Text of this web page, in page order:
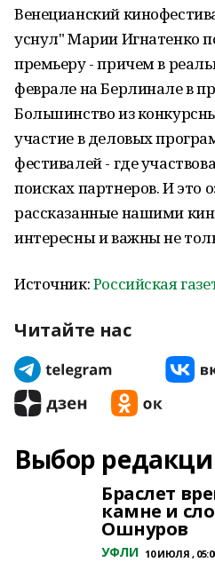
Венецианский
уснул" Марии Игнатенко
премьеру - причем в
феврале на Берлинале в
Большинство из
участие в деловых
фестивалей - где
поисках партнеров. И это
рассказанные нашими
интересны и важны не
Источник:Российская
Читайте нас
Выбор
Браслет
камне и
Ошнуров
УФЛИ 10 ИЮЛЯ ,